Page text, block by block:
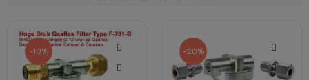
-10% -20%